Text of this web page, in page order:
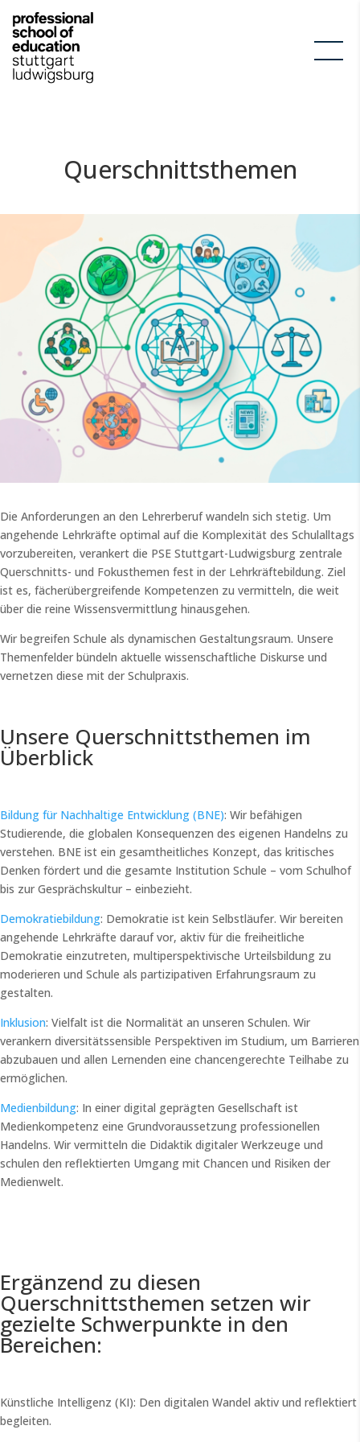
Querschnittsthemen
Die Anforderungen an den Lehrerberuf wandeln sich stetig. Um
angehende Lehrkräfte optimal auf die Komplexität des Schulalltags
vorzubereiten, verankert die PSE Stuttgart-Ludwigsburg zentrale
Querschnitts- und Fokusthemen fest in der Lehrkräftebildung. Ziel
ist es, fächerübergreifende Kompetenzen zu vermitteln, die weit
über die reine Wissensvermittlung hinausgehen.
Wir begreifen Schule als dynamischen Gestaltungsraum. Unsere
Themenfelder bündeln aktuelle wissenschaftliche Diskurse und
vernetzen diese mit der Schulpraxis.
Unsere Querschnittsthemen im
Überblick
Bildung für Nachhaltige Entwicklung (BNE): Wir befähigen
Studierende, die globalen Konsequenzen des eigenen Handelns zu
verstehen. BNE ist ein gesamtheitliches Konzept, das kritisches
Denken fördert und die gesamte Institution Schule – vom Schulhof
bis zur Gesprächskultur – einbezieht.
Demokratiebildung: Demokratie ist kein Selbstläufer. Wir bereiten
angehende Lehrkräfte darauf vor, aktiv für die freiheitliche
Demokratie einzutreten, multiperspektivische Urteilsbildung zu
moderieren und Schule als partizipativen Erfahrungsraum zu
gestalten.
Inklusion: Vielfalt ist die Normalität an unseren Schulen. Wir
verankern diversitätssensible Perspektiven im Studium, um Barrieren
abzubauen und allen Lernenden eine chancengerechte Teilhabe zu
ermöglichen.
Medienbildung: In einer digital geprägten Gesellschaft ist
Medienkompetenz eine Grundvoraussetzung professionellen
Handelns. Wir vermitteln die Didaktik digitaler Werkzeuge und
schulen den reflektierten Umgang mit Chancen und Risiken der
Medienwelt.
Ergänzend zu diesen
Querschnittsthemen setzen wir
gezielte Schwerpunkte in den
Bereichen:
Künstliche Intelligenz (KI): Den digitalen Wandel aktiv und reflektiert
begleiten.